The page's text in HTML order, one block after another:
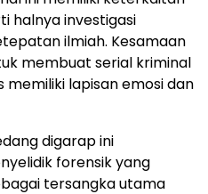
halnya investigasi
ilmiah. Kesamaan
membuat serial kriminal
memiliki lapisan emosi dan
digarap ini
forensik yang
tersangka utama